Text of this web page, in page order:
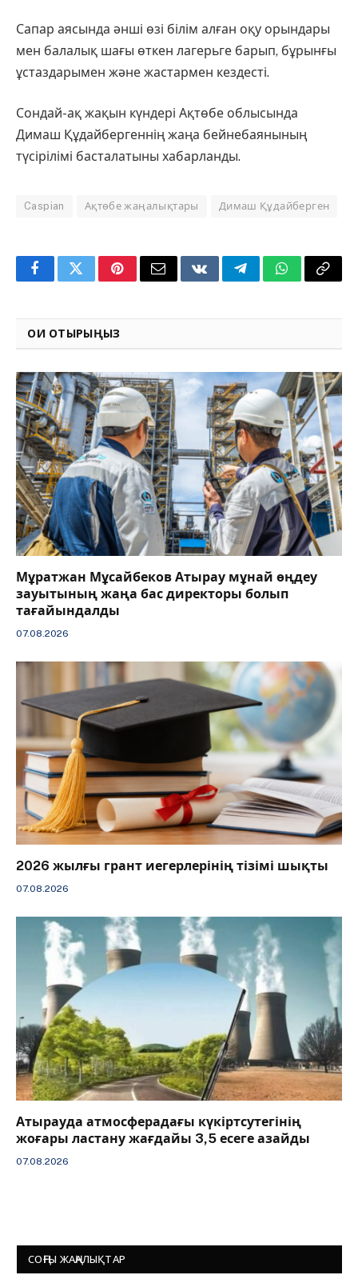
Сапар аясында әнші өзі білім алған оқу орындары
мен балалық шағы өткен лагерьге барып, бұрынғы
ұстаздарымен және жастармен кездесті.
Сондай-ақ жақын күндері Ақтөбе облысында
Димаш Құдайбергеннің жаңа бейнебаянының
түсірілімі басталатыны хабарланды.
Caspian Ақтөбе жаңалықтары Димаш Құдайберген
FacebookTwitterPinterestEmail VKontakteTelegramWhatsApp
Copy
ОҚИ ОТЫРЫҢЫЗ
Мұратжан Мұсайбеков Атырау мұнай өңдеу
зауытының жаңа бас директоры болып
тағайындалды
07.08.2026
2026 жылғы грант иегерлерінің тізімі шықты
07.08.2026
Атырауда атмосферадағы күкіртсутегінің
жоғары ластану жағдайы 3,5 есеге азайды
07.08.2026
СОҢҒЫ ЖАҢАЛЫҚТАР